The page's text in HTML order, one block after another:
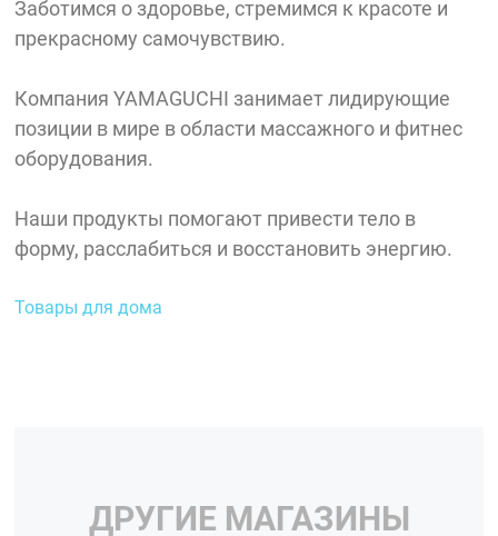
Заботимся о здоровье, стремимся к красоте и
прекрасному самочувствию.
Компания YAMAGUCHI занимает лидирующие
позиции в мире в области массажного и фитнес
оборудования.
Наши продукты помогают привести тело в
форму, расслабиться и восстановить энергию.
Товары для дома
ДРУГИЕ МАГАЗИНЫ